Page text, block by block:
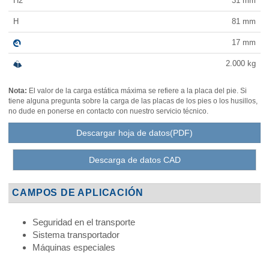
H 81 mm
17 mm
2.000 kg
Nota: El valor de la carga estática máxima se refiere a la placa del pie. Si
tiene alguna pregunta sobre la carga de las placas de los pies o los husillos,
no dude en ponerse en contacto con nuestro servicio técnico.
Descargar hoja de datos(PDF)
Descarga de datos CAD
CAMPOS DE APLICACIÓN
Seguridad en el transporte
Sistema transportador
Máquinas especiales